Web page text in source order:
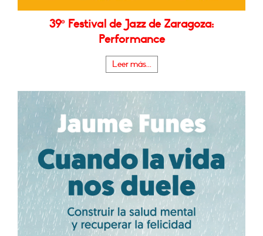
39º Festival de Jazz de Zaragoza:
Performance
Leer más...